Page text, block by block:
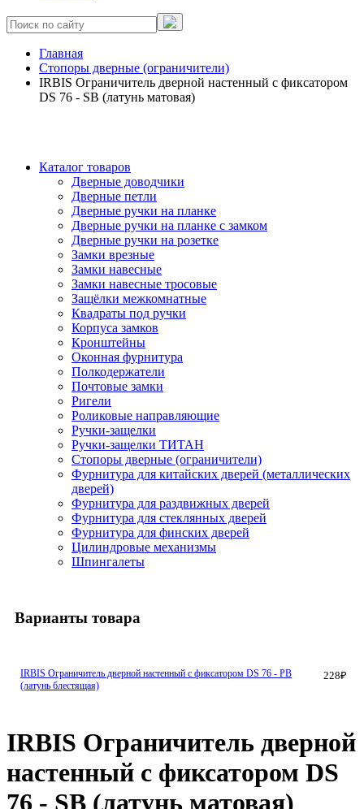
Главная
Стопоры дверные (ограничители)
IRBIS Ограничитель дверной настенный с фиксатором
DS 76 - SB (латунь матовая)
Каталог товаров
Дверные доводчики
Дверные петли
Дверные ручки на планке
Дверные ручки на планке с замком
Дверные ручки на розетке
Замки врезные
Замки навесные
Замки навесные тросовые
Защёлки межкомнатные
Квадраты под ручки
Корпуса замков
Кронштейны
Оконная фурнитура
Полкодержатели
Почтовые замки
Ригели
Роликовые направляющие
Ручки-защелки
Ручки-защелки ТИТАН
Стопоры дверные (ограничители)
Фурнитура для китайских дверей (металлических
дверей)
Фурнитура для раздвижных дверей
Фурнитура для стеклянных дверей
Фурнитура для финских дверей
Цилиндровые механизмы
Шпингалеты
Варианты товара
IRBIS Ограничитель дверной настенный с фиксатором DS 76 - PB
(латунь блестящая)
228₽
IRBIS Ограничитель дверной
настенный с фиксатором DS
76 - SB (латунь матовая)